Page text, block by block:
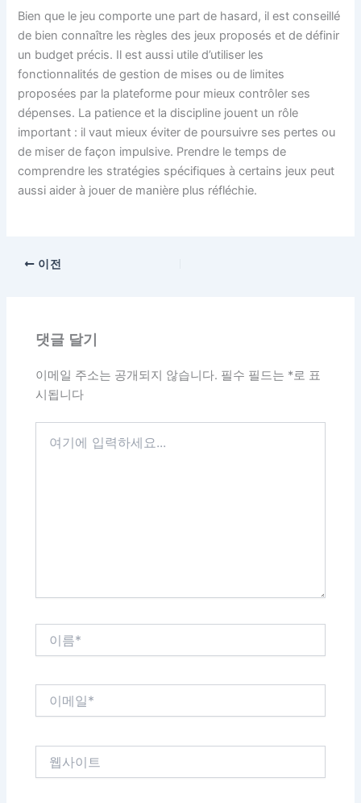
Bien que le jeu comporte une part de hasard, il est conseillé
de bien connaître les règles des jeux proposés et de définir
un budget précis. Il est aussi utile d’utiliser les
fonctionnalités de gestion de mises ou de limites
proposées par la plateforme pour mieux contrôler ses
dépenses. La patience et la discipline jouent un rôle
important : il vaut mieux éviter de poursuivre ses pertes ou
de miser de façon impulsive. Prendre le temps de
comprendre les stratégies spécifiques à certains jeux peut
aussi aider à jouer de manière plus réfléchie.
이전
댓글 달기
이메일 주소는 공개되지 않습니다. 필수 필드는 *로 표
시됩니다